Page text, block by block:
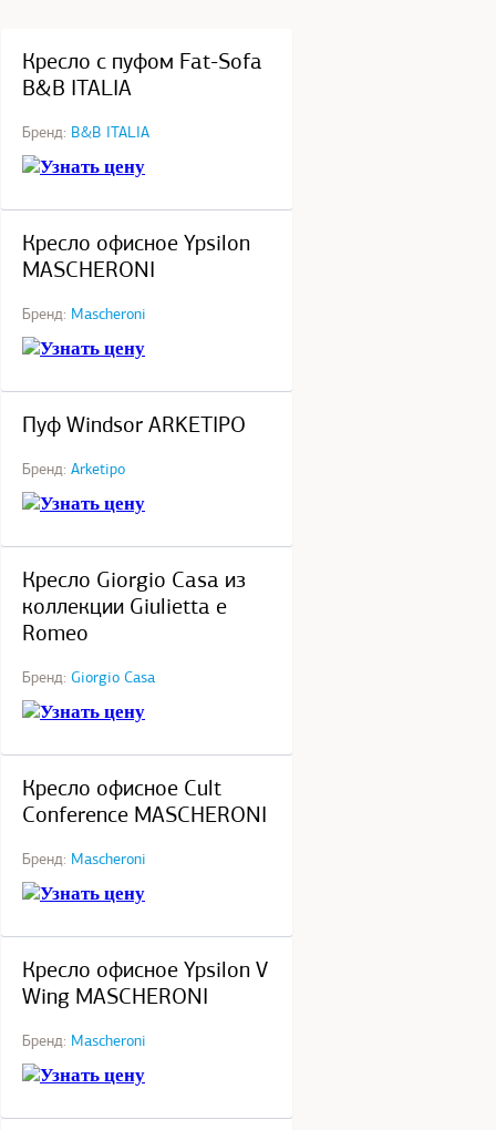
Кресло с пуфом Fat-Sofa
B&B ITALIA
Бренд: B&B ITALIA
Узнать цену
Кресло офисное Ypsilon
MASCHERONI
Бренд: Mascheroni
Узнать цену
Пуф Windsor ARKETIPO
Бренд: Arketipo
Узнать цену
Кресло Giorgio Casa из
коллекции Giulietta e
Romeo
Бренд: Giorgio Casa
Узнать цену
Кресло офисное Cult
Conference MASCHERONI
Бренд: Mascheroni
Узнать цену
Кресло офисное Ypsilon V
Wing MASCHERONI
Бренд: Mascheroni
Узнать цену